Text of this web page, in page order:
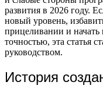
развития в 2026 году.
новый уровень,
прицеливании и начать
точностью, эта статья
руководством.
История